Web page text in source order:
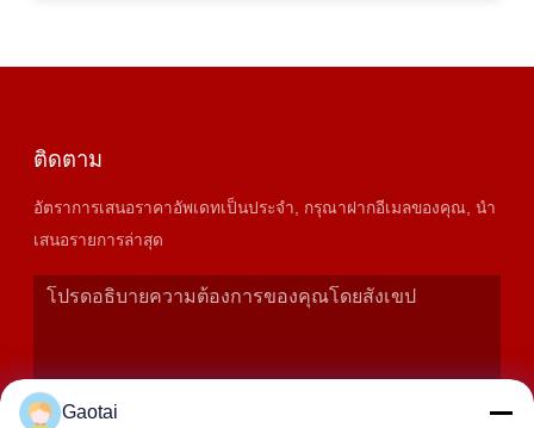
ติดตาม
อัตราการเสนอราคาอัพเดทเป็นประจํา, กรุณาฝากอีเมลของคุณ, นํา
เสนอรายการล่าสุด
Gaotai